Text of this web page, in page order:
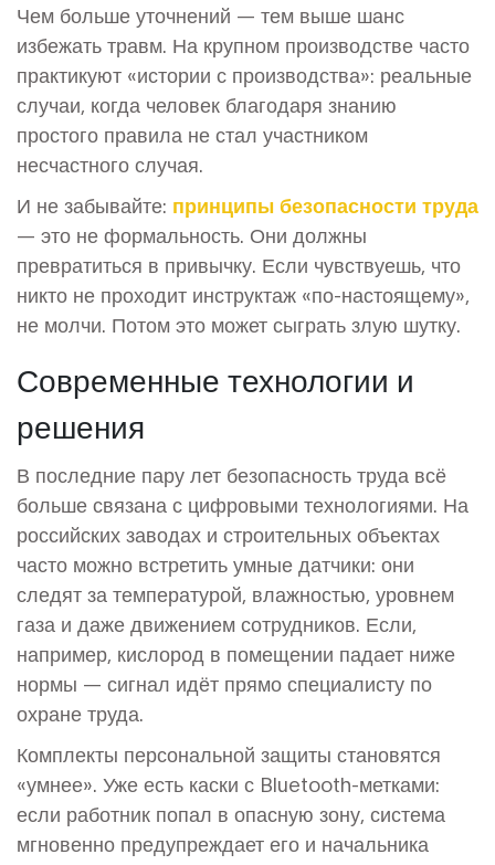
Чем больше уточнений — тем выше шанс
избежать травм. На крупном производстве часто
практикуют «истории с производства»: реальные
случаи, когда человек благодаря знанию
простого правила не стал участником
несчастного случая.
И не забывайте: принципы безопасности труда
— это не формальность. Они должны
превратиться в привычку. Если чувствуешь, что
никто не проходит инструктаж «по-настоящему»,
не молчи. Потом это может сыграть злую шутку.
Современные технологии и
решения
В последние пару лет безопасность труда всё
больше связана с цифровыми технологиями. На
российских заводах и строительных объектах
часто можно встретить умные датчики: они
следят за температурой, влажностью, уровнем
газа и даже движением сотрудников. Если,
например, кислород в помещении падает ниже
нормы — сигнал идёт прямо специалисту по
охране труда.
Комплекты персональной защиты становятся
«умнее». Уже есть каски с Bluetooth-метками:
если работник попал в опасную зону, система
мгновенно предупреждает его и начальника